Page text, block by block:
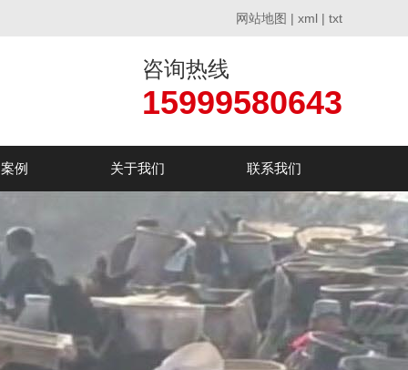
网站地图 | xml | txt
咨询热线
15999580643
例 关于我们 联系我们